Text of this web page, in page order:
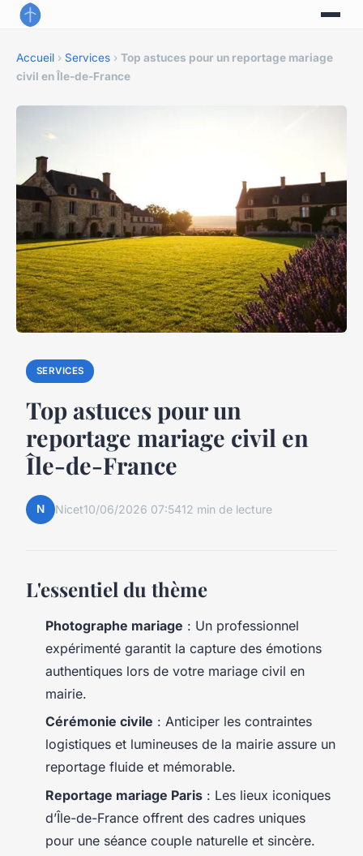
Accueil › Services › Top astuces pour un reportage mariage
civil en Île-de-France
SERVICES
Top astuces pour un
reportage mariage civil en
Île-de-France
N Nicet10/06/2026 07:5412 min de lecture
L'essentiel du thème
Photographe mariage : Un professionnel
expérimenté garantit la capture des émotions
authentiques lors de votre mariage civil en
mairie.
Cérémonie civile : Anticiper les contraintes
logistiques et lumineuses de la mairie assure un
reportage fluide et mémorable.
Reportage mariage Paris : Les lieux iconiques
d’Île-de-France offrent des cadres uniques
pour une séance couple naturelle et sincère.